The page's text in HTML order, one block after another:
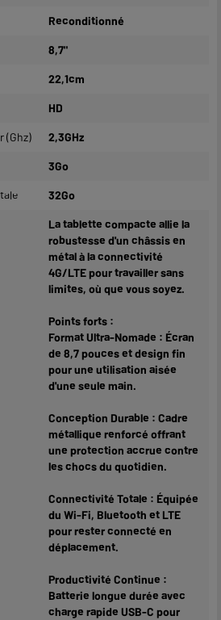
Reconditionné
8,7"
22,1cm
HD
(Ghz) 2,3GHz
3Go
32Go
La tablette compacte allie la
robustesse d'un châssis en
métal à la connectivité
4G/LTE pour travailler sans
limites, où que vous soyez.
Points forts :
Format Ultra-Nomade : Écran
de 8,7 pouces et design fin
pour une utilisation aisée
d'une seule main.
Conception Durable : Cadre
métallique renforcé offrant
une protection accrue contre
les chocs du quotidien.
Connectivité Totale : Équipée
du Wi-Fi, Bluetooth et LTE
pour rester connecté en
déplacement.
Productivité Continue :
Batterie longue durée avec
charge rapide USB-C pour